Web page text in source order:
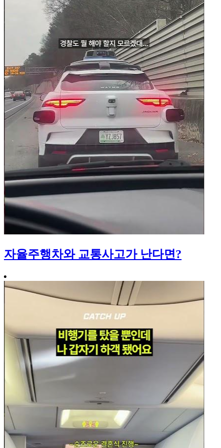
자율주행차와 교통사고가 난다면?